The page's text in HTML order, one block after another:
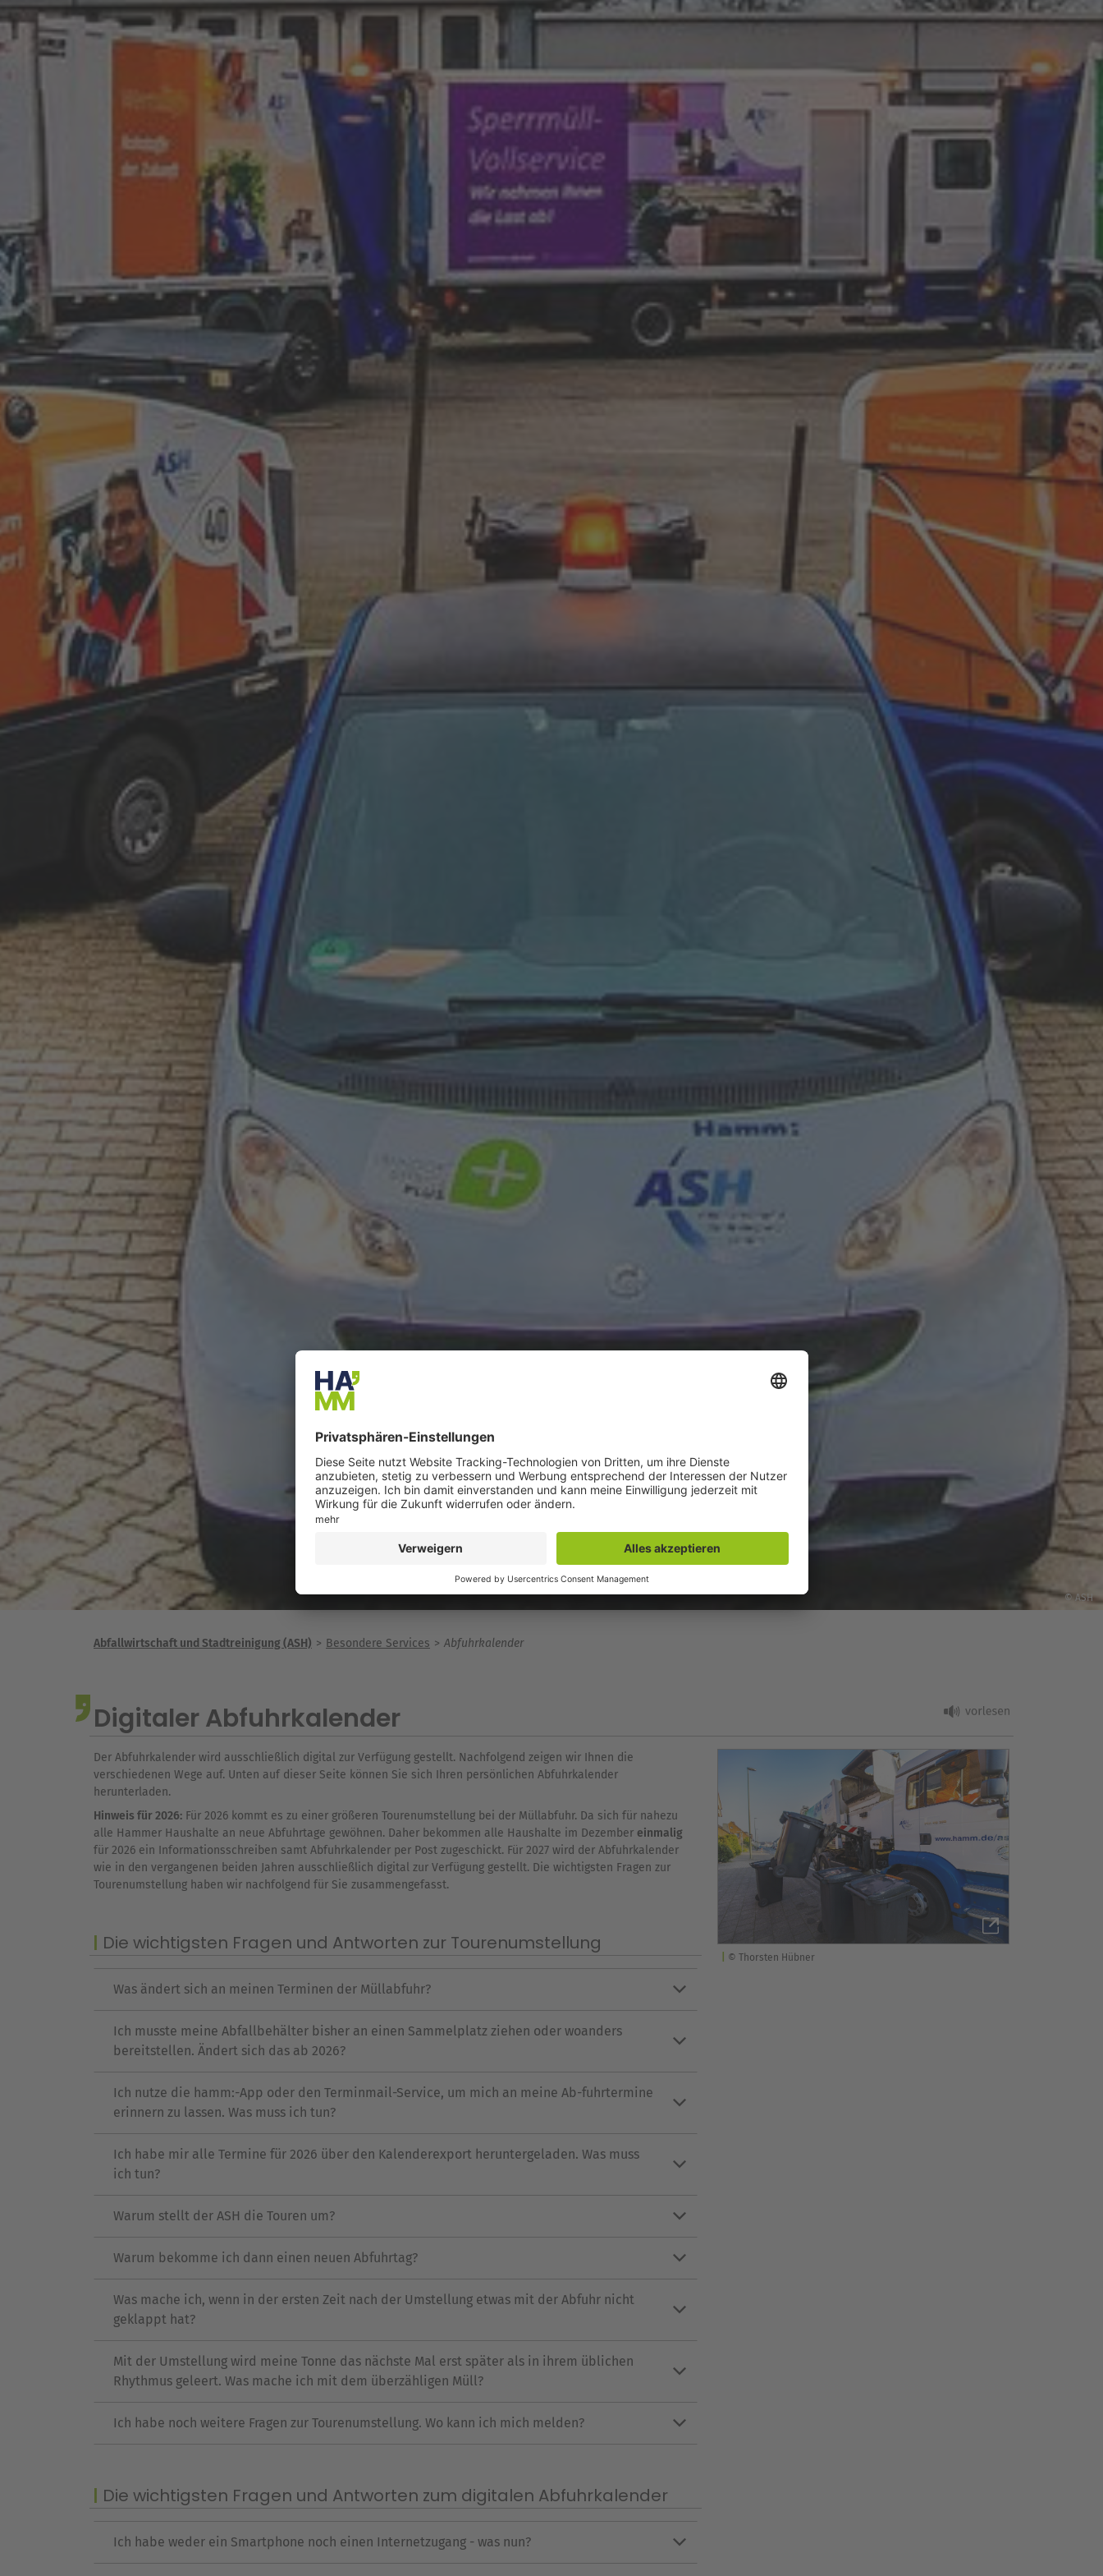
© ASH
Abfallwirtschaft und Stadtreinigung (ASH) Besondere Services Abfuhrkalender
Digitaler Abfuhrkalender
Der Abfuhrkalender wird ausschließlich digital zur Verfügung gestellt. Nachfolgend zeigen wir Ihnen die
verschiedenen Wege auf. Unten auf dieser Seite können Sie sich Ihren persönlichen Abfuhrkalender
herunterladen.
Hinweis für 2026: Für 2026 kommt es zu einer größeren Tourenumstellung bei der Müllabfuhr. Da sich für nahezu
alle Hammer Haushalte an neue Abfuhrtage gewöhnen. Daher bekommen alle Haushalte im Dezember einmalig
für 2026 ein Informationsschreiben samt Abfuhrkalender per Post zugeschickt. Für 2027 wird der Abfuhrkalender
wie in den vergangenen beiden Jahren ausschließlich digital zur Verfügung gestellt. Die wichtigsten Fragen zur
Tourenumstellung haben wir nachfolgend für Sie zusammengefasst.
Die wichtigsten Fragen und Antworten zur Tourenumstellung
Was ändert sich an meinen Terminen der Müllabfuhr?
Ich musste meine Abfallbehälter bisher an einen Sammelplatz ziehen oder woanders
bereitstellen. Ändert sich das ab 2026?
Ich nutze die hamm:-App oder den Terminmail-Service, um mich an meine Ab-fuhrtermine
erinnern zu lassen. Was muss ich tun?
Ich habe mir alle Termine für 2026 über den Kalenderexport heruntergeladen. Was muss
ich tun?
Warum stellt der ASH die Touren um?
Warum bekomme ich dann einen neuen Abfuhrtag?
Was mache ich, wenn in der ersten Zeit nach der Umstellung etwas mit der Abfuhr nicht
geklappt hat?
Mit der Umstellung wird meine Tonne das nächste Mal erst später als in ihrem üblichen
Rhythmus geleert. Was mache ich mit dem überzähligen Müll?
Ich habe noch weitere Fragen zur Tourenumstellung. Wo kann ich mich melden?
Die wichtigsten Fragen und Antworten zum digitalen Abfuhrkalender
Ich habe weder ein Smartphone noch einen Internetzugang - was nun?
© Thorsten Hübner